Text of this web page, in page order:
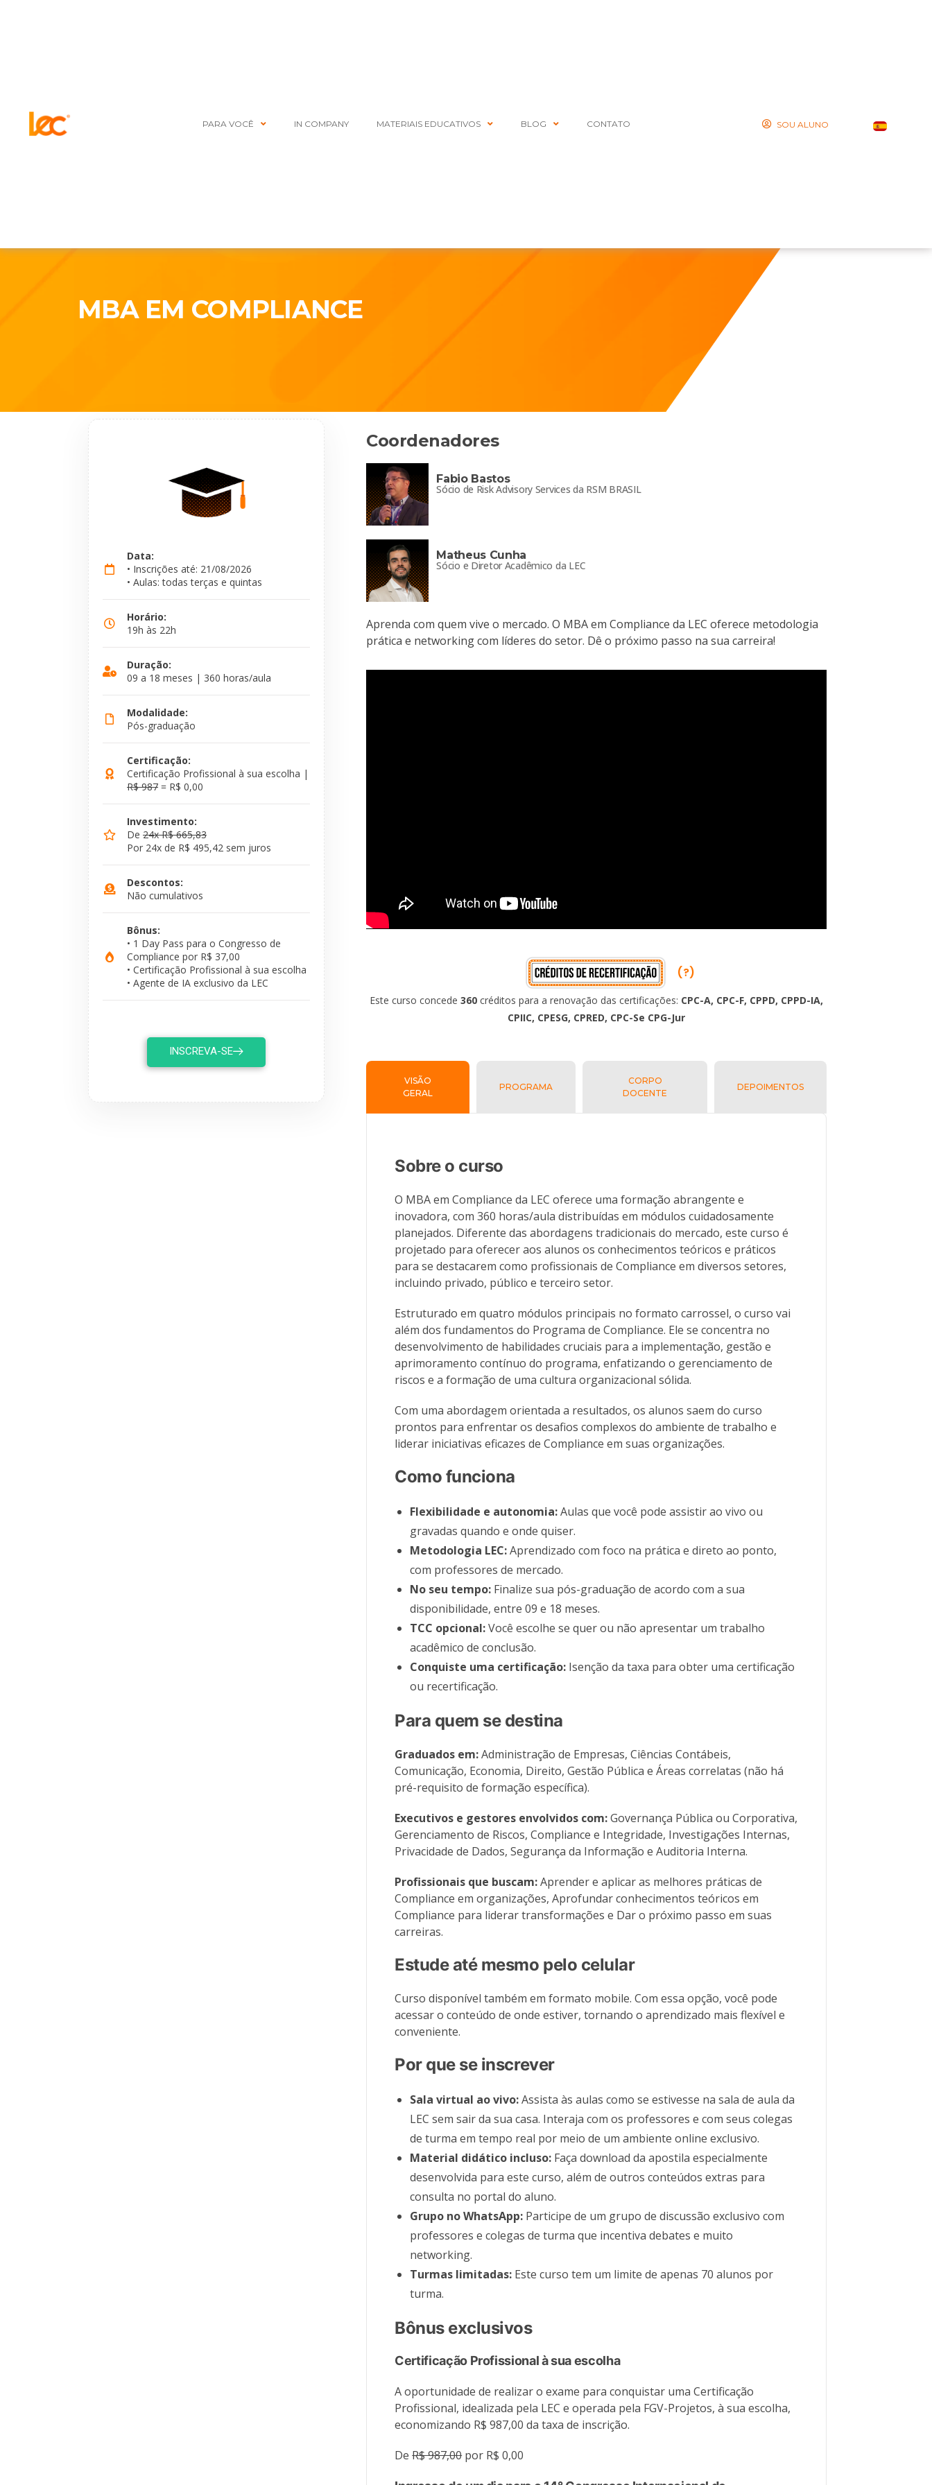
PARA VOCÊ IN COMPANY MATERIAIS EDUCATIVOS BLOG CONTATO SOU ALUNO
MBA EM COMPLIANCE
Data:
• Inscrições até: 21/08/2026
• Aulas: todas terças e quintas
Horário:
19h às 22h
Duração:
09 a 18 meses | 360 horas/aula
Modalidade:
Pós-graduação
Certificação:
Certificação Profissional à sua escolha |
R$ 987 = R$ 0,00
Investimento:
De 24x R$ 665,83
Por 24x de R$ 495,42 sem juros
Descontos:
Não cumulativos
Bônus:
• 1 Day Pass para o Congresso de
Compliance por R$ 37,00
• Certificação Profissional à sua escolha
• Agente de IA exclusivo da LEC
INSCREVA-SE
Coordenadores
Fabio Bastos
Sócio de Risk Advisory Services da RSM BRASIL
Matheus Cunha
Sócio e Diretor Acadêmico da LEC
Aprenda com quem vive o mercado. O MBA em Compliance da LEC oferece metodologia
prática e networking com líderes do setor. Dê o próximo passo na sua carreira!
(?)
Este curso concede360 créditos para a renovação das certificações: CPC-A, CPC-F, CPPD, CPPD-IA,
CPIIC, CPESG, CPRED, CPC-Se CPG-Jur
VISÃO
GERAL
PROGRAMA
CORPO
DOCENTE
DEPOIMENTOS
Sobre o curso
O MBA em Compliance da LEC oferece uma formação abrangente e
inovadora, com 360 horas/aula distribuídas em módulos cuidadosamente
planejados. Diferente das abordagens tradicionais do mercado, este curso é
projetado para oferecer aos alunos os conhecimentos teóricos e práticos
para se destacarem como profissionais de Compliance em diversos setores,
incluindo privado, público e terceiro setor.
Estruturado em quatro módulos principais no formato carrossel, o curso vai
além dos fundamentos do Programa de Compliance. Ele se concentra no
desenvolvimento de habilidades cruciais para a implementação, gestão e
aprimoramento contínuo do programa, enfatizando o gerenciamento de
riscos e a formação de uma cultura organizacional sólida.
Com uma abordagem orientada a resultados, os alunos saem do curso
prontos para enfrentar os desafios complexos do ambiente de trabalho e
liderar iniciativas eficazes de Compliance em suas organizações.
Como funciona
Flexibilidade e autonomia:Aulas que você pode assistir ao vivo ou
gravadas quando e onde quiser.
Metodologia LEC:Aprendizado com foco na prática e direto ao ponto,
com professores de mercado.
No seu tempo: Finalize sua pós-graduação de acordo com a sua
disponibilidade, entre 09 e 18 meses.
TCC opcional:Você escolhe se quer ou não apresentar um trabalho
acadêmico de conclusão.
Conquiste uma certificação: Isenção da taxa para obter uma certificação
ou recertificação.
Para quem se destina
Graduados em:Administração de Empresas, Ciências Contábeis,
Comunicação, Economia, Direito, Gestão Pública e Áreas correlatas (não há
pré-requisito de formação específica).
Executivos e gestores envolvidos com:Governança Pública ou Corporativa,
Gerenciamento de Riscos, Compliance e Integridade, Investigações Internas,
Privacidade de Dados, Segurança da Informação e Auditoria Interna.
Profissionais que buscam:Aprender e aplicar as melhores práticas de
Compliance em organizações, Aprofundar conhecimentos teóricos em
Compliance para liderar transformações e Dar o próximo passo em suas
carreiras.
Estude até mesmo pelo celular
Curso disponível também em formato mobile. Com essa opção, você pode
acessar o conteúdo de onde estiver, tornando o aprendizado mais flexível e
conveniente.
Por que se inscrever
Sala virtual ao vivo:Assista às aulas como se estivesse na sala de aula da
LEC sem sair da sua casa. Interaja com os professores e com seus colegas
de turma em tempo real por meio de um ambiente online exclusivo.
Material didático incluso: Faça download da apostila especialmente
desenvolvida para este curso, além de outros conteúdos extras para
consulta no portal do aluno.
Grupo no WhatsApp: Participe de um grupo de discussão exclusivo com
professores e colegas de turma que incentiva debates e muito
networking.
Turmas limitadas: Este curso tem um limite de apenas 70 alunos por
turma.
Bônus exclusivos
Certificação Profissional à sua escolha
A oportunidade de realizar o exame para conquistar uma Certificação
Profissional, idealizada pela LEC e operada pela FGV-Projetos, à sua escolha,
economizando R$ 987,00 da taxa de inscrição.
DeR$ 987,00por R$ 0,00